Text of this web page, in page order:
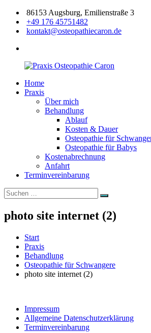
Zum
Inhalt
springen
86153 Augsburg, Emilienstraße 3
+49 176 45751482
kontakt@osteopathiecaron.de
Praxis
Osteopathie
Zertifizierte
Osteopathin
Home
Praxis
Über mich
Behandlung
Ablauf
Kosten & Dauer
Osteopathie für
Osteopathie für Babys
Kostenabrechnung
Anfahrt
Terminvereinbarung
Suchen
nach:
Suchen
photo site internet (2)
Start
Praxis
Behandlung
Osteopathie für Schwangere
photo site internet (2)
Impressum
Allgemeine Datenschutzerklärung
Terminvereinbarung